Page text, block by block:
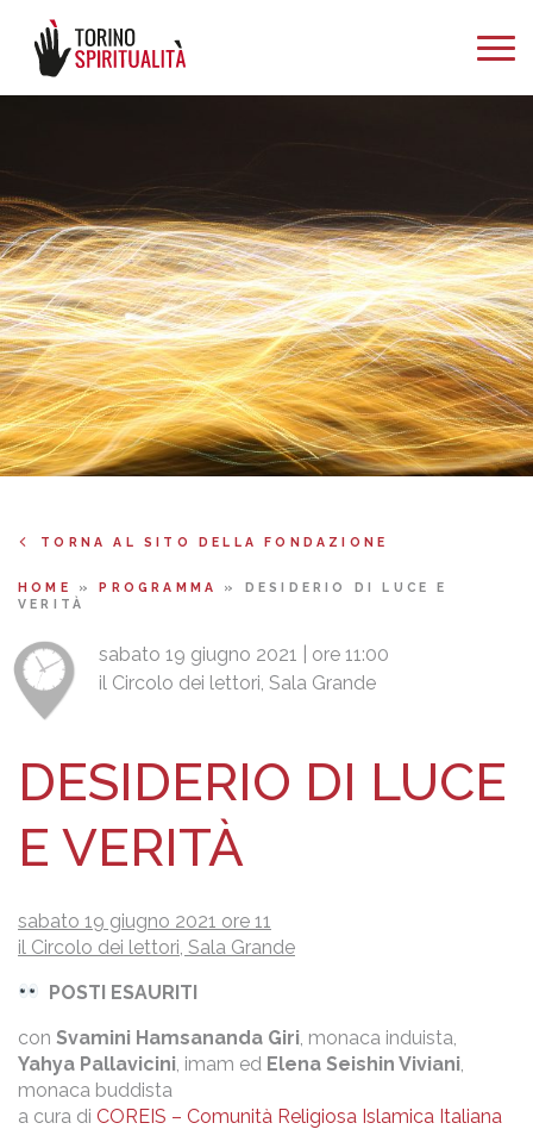
TORNA AL SITO DELLA FONDAZIONE
HOME »PROGRAMMA » DESIDERIO DI LUCE E
VERITÀ
sabato 19 giugno 2021 | ore 11:00
il Circolo dei lettori, Sala Grande
DESIDERIO DI LUCE
E VERITÀ
sabato 19 giugno 2021 ore 11
il Circolo dei lettori, Sala Grande
POSTI ESAURITI
con Svamini Hamsananda Giri , monaca induista,
Yahya Pallavicini , imam ed Elena Seishin Viviani
monaca buddista
a cura di COREIS – Comunità Religiosa Islamica Italiana